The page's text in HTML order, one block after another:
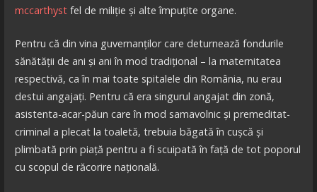
mccarthystfel de miliție și alte împuțite organe.
Pentru că din vina guvernanților care deturnează fondurile
sănătății de ani și ani în mod tradițional – la maternitatea
respectivă, ca în mai toate spitalele din România, nu erau
destui angajați. Pentru că era singurul angajat din zonă,
asistenta-acar-păun care în mod samavolnic și premeditat-
criminal a plecat la toaletă, trebuia băgată în cușcă și
plimbată prin piață pentru a fi scuipată în față de tot poporul
cu scopul de răcorire națională.